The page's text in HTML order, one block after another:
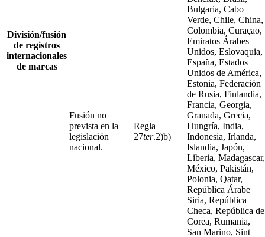
División/fusión
de registros
internacionales
de marcas
Fusión no
prevista en la
legislación
nacional.
Regla
27ter.2)b)
Bulgaria, Cabo
Verde, Chile, China,
Colombia, Curaçao,
Emiratos Árabes
Unidos, Eslovaquia,
España, Estados
Unidos de América,
Estonia, Federación
de Rusia, Finlandia,
Francia, Georgia,
Granada, Grecia,
Hungría, India,
Indonesia, Irlanda,
Islandia, Japón,
Liberia, Madagascar,
México, Pakistán,
Polonia, Qatar,
República Árabe
Siria, República
Checa, República de
Corea, Rumania,
San Marino, Sint